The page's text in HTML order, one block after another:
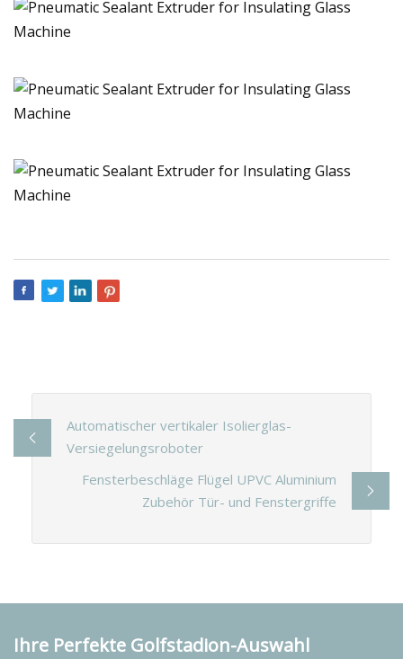
Automatischer vertikaler Isolierglas-
Versiegelungsroboter
Fensterbeschläge Flügel UPVC Aluminium
Zubehör Tür- und Fenstergriffe
Ihre Perfekte Golfstadion-Auswahl